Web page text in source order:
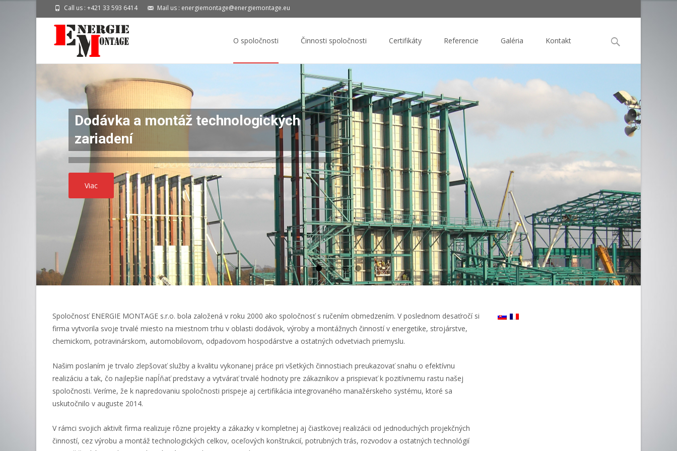
Call us : +421 33 593 6414 Mail us : energiemontage@energiemontage.eu
O spoločnosti
Činnosti spoločnosti Certifikáty Referencie Galéria Kontakt
Search
Dodávka a montáž technologických
zariadení
Viac
Spoločnosť ENERGIE MONTAGE s.r.o. bola založená v roku 2000 ako spoločnosť s ručením obmedzením. V poslednom desaťročí si
firma vytvorila svoje trvalé miesto na miestnom trhu v oblasti dodávok, výroby a montážnych činností v energetike, strojárstve,
chemickom, potravinárskom, automobilovom, odpadovom hospodárstve a ostatných odvetviach priemyslu.
Našim poslaním je trvalo zlepšovať služby a kvalitu vykonanej práce pri všetkých činnostiach preukazovať snahu o efektívnu
realizáciu a tak, čo najlepšie napĺňať predstavy a vytvárať trvalé hodnoty pre zákazníkov a prispievať k pozitívnemu rastu našej
spoločnosti. Veríme, že k napredovaniu spoločnosti prispeje aj certifikácia integrovaného manažérskeho systému, ktoré sa
uskutočnilo v auguste 2014.
V rámci svojich aktivít firma realizuje rôzne projekty a zákazky v kompletnej aj čiastkovej realizácii od jednoduchých projekčných
činností, cez výrobu a montáž technologických celkov, oceľových konštrukcií, potrubných trás, rozvodov a ostatných technológií